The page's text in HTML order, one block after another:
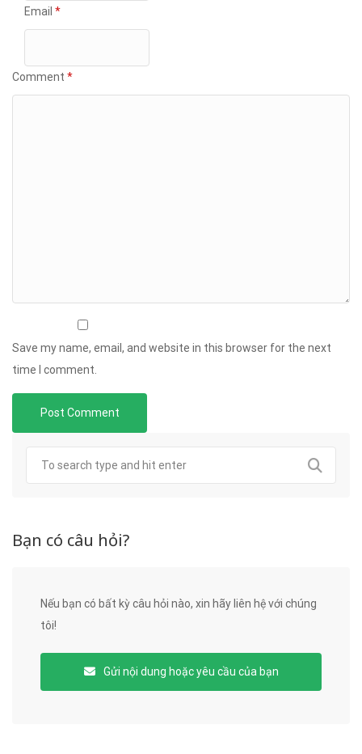
Email *
Comment *
Save my name, email, and website in this browser for the next
time I comment.
Bạn có câu hỏi?
Nếu bạn có bất kỳ câu hỏi nào, xin hãy liên hệ với chúng
tôi!
Gửi nội dung hoặc yêu cầu của bạn